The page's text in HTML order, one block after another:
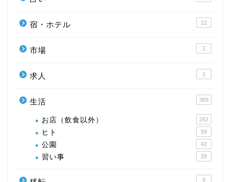
宿・ホテル 12
市場 2
求人 1
生活 389
お店（飲食以外） 262
ヒト 59
公園 42
習い事 28
9